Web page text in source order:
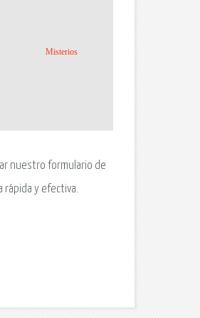
Misterios
nuestro formulario de
rápida y efectiva.